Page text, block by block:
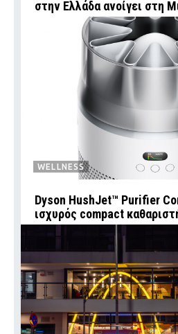
στην Ελλάδα ανοίγει στη
WELLNESS
Dyson HushJet™ Purifier
ισχυρός compact